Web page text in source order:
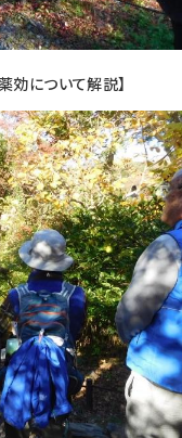
効について解説】